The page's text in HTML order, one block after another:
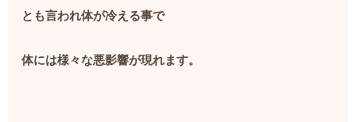
とも言われ体が冷える事で
体には様々な悪影響が現れます。